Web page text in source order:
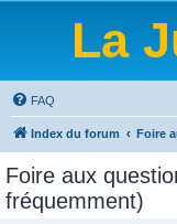
La
FAQ
Index du forum Foire
Foire aux
fréquemment)